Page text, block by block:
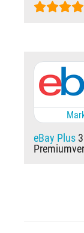
eBay Plus